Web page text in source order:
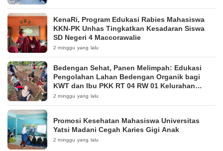
KenaRi, Program Edukasi Rabies Mahasiswa
KKN-PK Unhas Tingkatkan Kesadaran Siswa
SD Negeri 4 Maccorawalie
2 minggu yang lalu
Bedengan Sehat, Panen Melimpah: Edukasi
Pengolahan Lahan Bedengan Organik bagi
KWT dan Ibu PKK RT 04 RW 01 Kelurahan
Pakintelan
2 minggu yang lalu
Promosi Kesehatan Mahasiswa Universitas
Yatsi Madani Cegah Karies Gigi Anak
2 minggu yang lalu